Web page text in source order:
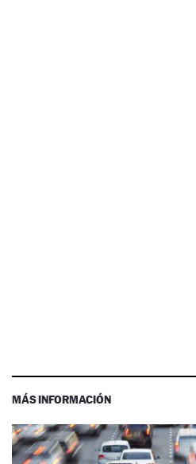
MÁS INFORMACIÓN